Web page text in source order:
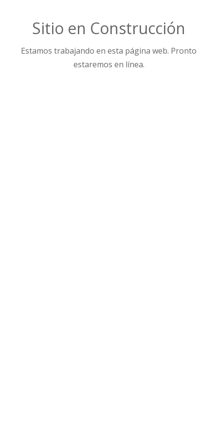
Sitio en Construcción
Estamos trabajando en esta página web. Pronto
estaremos en línea.